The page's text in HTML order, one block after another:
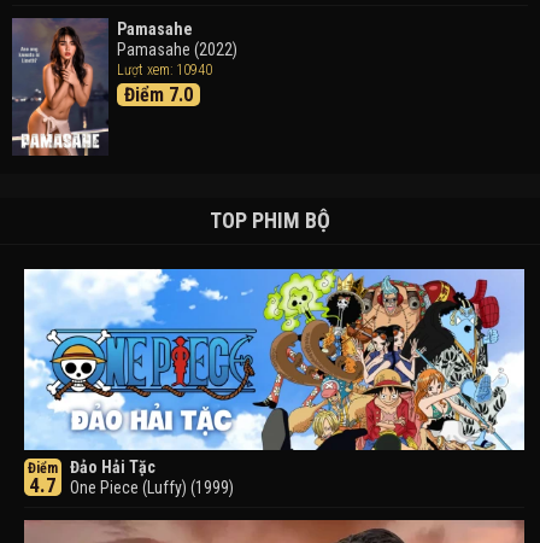
Pamasahe
Pamasahe (2022)
Lượt xem: 10940
Điểm 7.0
TOP PHIM BỘ
Điểm
4.7
Đảo Hải Tặc
One Piece (Luffy) (1999)